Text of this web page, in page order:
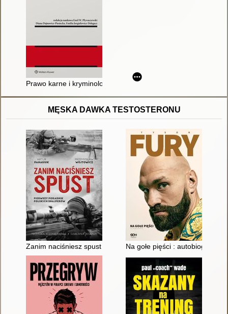
Prawo karne i kryminologia wobec kryzysów XXI wieku
MĘSKA DAWKA TESTOSTERONU
Zanim naciśniesz spust : pierwszy poradnik polskich snajperów
Na gołe pięści : autobiografia